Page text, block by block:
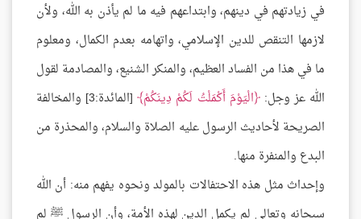
في زيادتهم في دينهم، وابتداعهم فيه ما لم يأذن به الله، ولأن
لازمها التنقص للدين الإسلامي، واتهامه بعدم الكمال، ومعلوم
ما في هذا من الفساد العظيم، والمنكر الشنيع، والمصادمة لقول
الله عز وجل: الْيَوْمَ أَكْمَلْتُ لَكُمْ دِينَكُمْ
[المائدة:3] والمخالفة
الصريحة لأحاديث الرسول عليه الصلاة والسلام، والمحذرة من
البدع والمنفرة منها.
وإحداث مثل هذه الاحتفالات بالمولد ونحوه يفهم منه: أن الله
سبحانه وتعالى لم يكمل الدين لهذه الأمة، وأن الرسول ﷺ لم